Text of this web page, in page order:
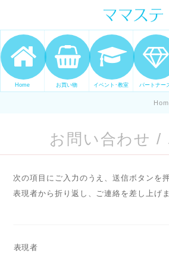
ママの才能発信しま
表現ステージ ママス
ンスを表現したいマ
ます。
Home お買い物 イベント･教室 パートナー
お問い合わせ /
次の項目にご入力のうえ、送信ボタンを
表現者から折り返し、ご連絡を差し上げま
表現者